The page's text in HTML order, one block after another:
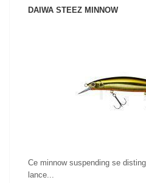
DAIWA STEEZ MINNOW
Ce minnow suspending se
lance...